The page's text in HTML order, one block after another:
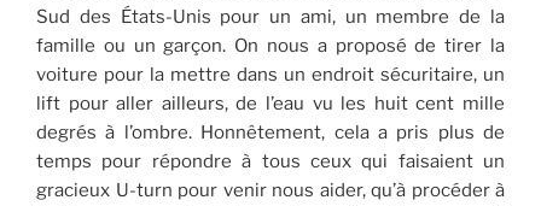
Sud des États-Unis pour un ami, un membre de la
famille ou un garçon. On nous a proposé de tirer la
voiture pour la mettre dans un endroit sécuritaire, un
lift pour aller ailleurs, de l’eau vu les huit cent mille
degrés à l’ombre. Honnêtement, cela a pris plus de
temps pour répondre à tous ceux qui faisaient un
gracieux U-turn pour venir nous aider, qu’à procéder à